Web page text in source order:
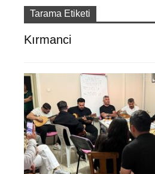
Tarama Etiketi
Kırmanci